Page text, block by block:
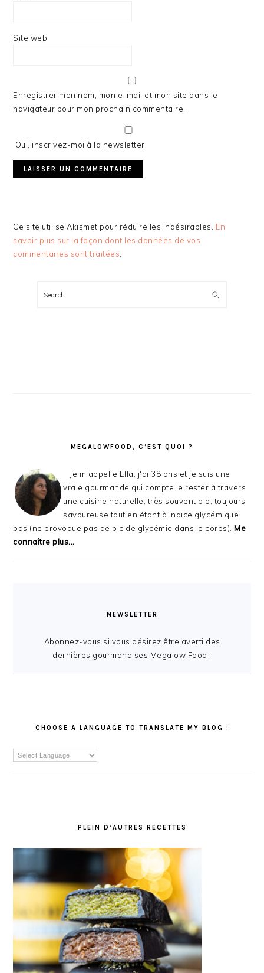
Site web
Enregistrer mon nom, mon e-mail et mon site dans le
navigateur pour mon prochain commentaire.
Oui, inscrivez-moi à la newsletter
Ce site utilise Akismet pour réduire les indésirables. En
savoir plus sur la façon dont les données de vos
commentaires sont traitées
LATÉRALE
Search
MEGALOWFOOD, C’EST QUOI ?
Je m'appelle Ella, j'ai 38 ans et je suis une
vraie gourmande qui compte le rester à travers
une cuisine naturelle, très souvent bio, toujours
savoureuse tout en étant à indice glycémique
bas (ne provoque pas de pic de glycémie dans le corps).Me
connaître plus...
NEWSLETTER
Abonnez-vous si vous désirez être averti des
dernières gourmandises Megalow Food !
CHOOSE A LANGUAGE TO TRANSLATE MY BLOG :
PLEIN D’AUTRES RECETTES